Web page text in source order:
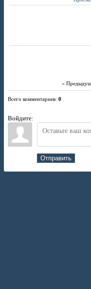
«
Всего комментариев: 0
Войдите:
Отправить